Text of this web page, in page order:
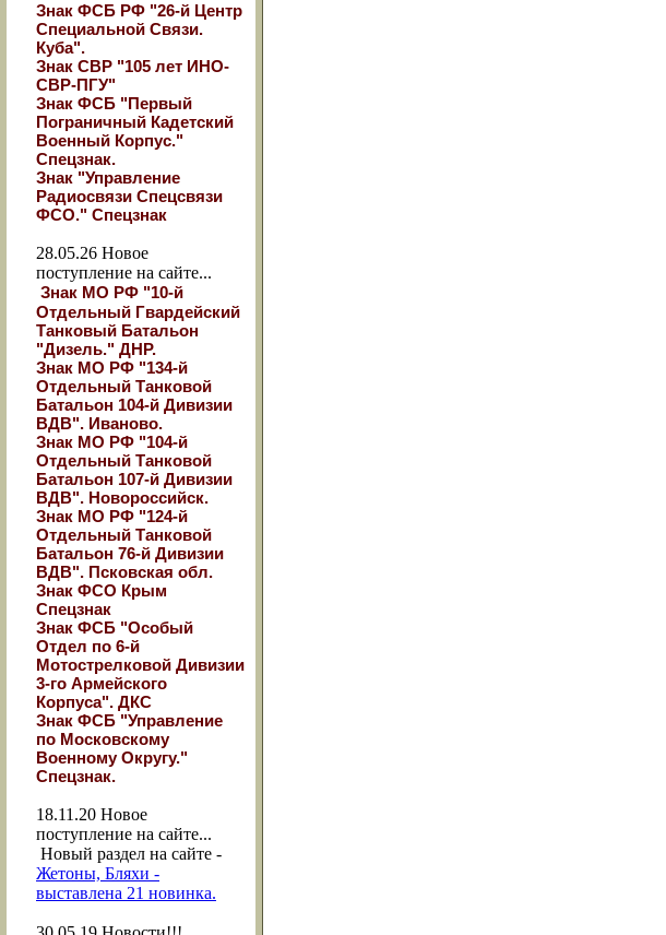
Знак ФСБ РФ "26-й Центр
Специальной Связи.
Куба".
Знак СВР "105 лет ИНО-
СВР-ПГУ"
Знак ФСБ "Первый
Пограничный Кадетский
Военный Корпус."
Спецзнак.
Знак "Управление
Радиосвязи Спецсвязи
ФСО." Спецзнак
28.05.26 Новое
поступление на сайте...
Знак МО РФ "10-й
Отдельный Гвардейский
Танковый Батальон
"Дизель." ДНР.
Знак МО РФ "134-й
Отдельный Танковой
Батальон 104-й Дивизии
ВДВ". Иваново.
Знак МО РФ "104-й
Отдельный Танковой
Батальон 107-й Дивизии
ВДВ". Новороссийск.
Знак МО РФ "124-й
Отдельный Танковой
Батальон 76-й Дивизии
ВДВ". Псковская обл.
Знак ФСО Крым
Спецзнак
Знак ФСБ "Особый
Отдел по 6-й
Мотострелковой Дивизии
3-го Армейского
Корпуса". ДКС
Знак ФСБ "Управление
по Московскому
Военному Округу."
Спецзнак.
18.11.20 Новое
поступление на сайте...
Новый раздел на сайте -
Жетоны, Бляхи -
выставлена 21 новинка.